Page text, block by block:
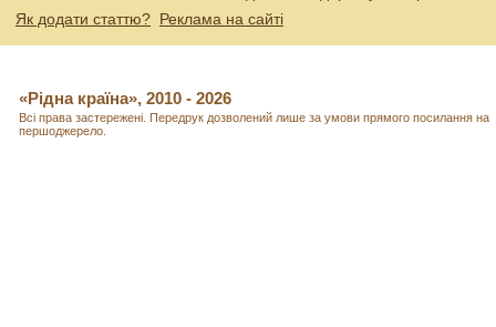
Як додати статтю? Реклама на сайті
«Рідна країна», 2010 - 2026
Всі права застережені. Передрук дозволений лише за умови прямого посилання на
першоджерело.